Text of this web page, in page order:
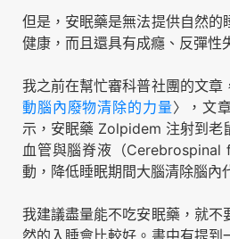
但是，安眠藥是無法提供自然的
健康，而且還具有成癮、反彈性
我之前在幫忙審科普社團的文章
動腦內廢物清除的力量〉，文
示，安眠藥 Zolpidem 注射到老
血管與腦脊液（Cerebrospinal
動，降低睡眠期間大腦清除腦內
我建議盡量能不吃安眠藥，就不
然的入睡會比較好。書中有提到